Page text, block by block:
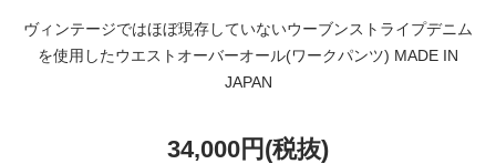
ヴィンテージではほぼ現存していないウーブンストライプデニム
を使用したウエストオーバーオール(ワークパンツ) MADE IN
JAPAN
34,000円(税抜)